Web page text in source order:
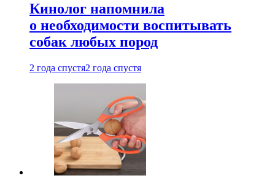
Кинолог напомнила
о необходимости воспитывать
собак любых пород
2 года спустя2 года спустя